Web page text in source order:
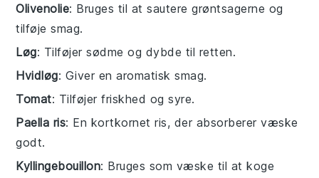
Olivenolie: Bruges til at sautere grøntsagerne og
tilføje smag.
Løg: Tilføjer sødme og dybde til retten.
Hvidløg: Giver en aromatisk smag.
Tomat: Tilføjer friskhed og syre.
Paella ris: En kortkornet ris, der absorberer væske
godt.
Kyllingebouillon: Bruges som væske til at koge